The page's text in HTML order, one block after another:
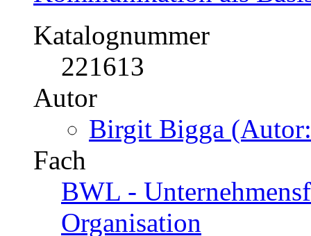
Change Management
Optimierung
Katalognummer
221611
Autor
Mario Piskernig